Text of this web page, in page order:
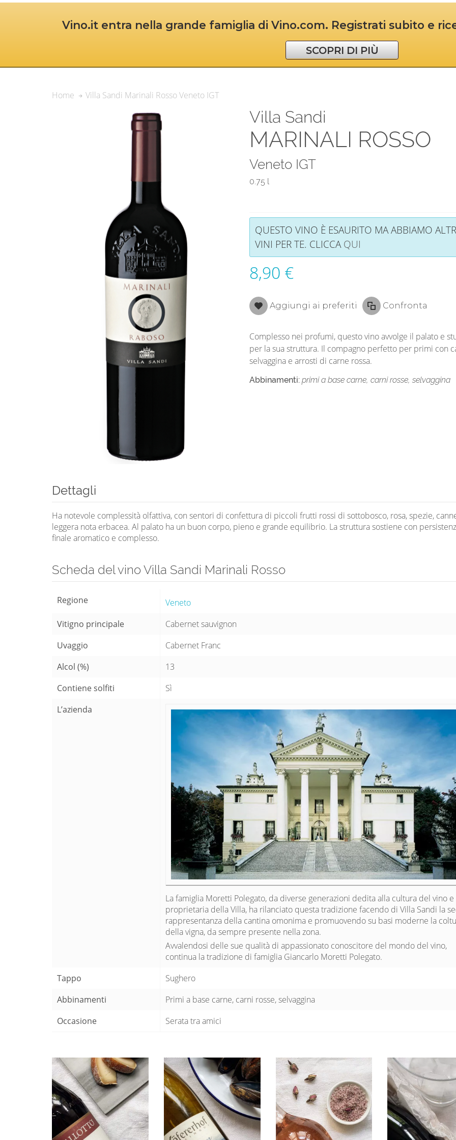
Vino.it entra nella grande famiglia di Vino.com. Registrati subito e
SCOPRI DI PIÙ
Home Villa Sandi Marinali Rosso Veneto IGT
Villa Sandi
MARINALI ROSSO
Veneto IGT
0.75 l
QUESTO VINO È ESAURITO MA ABBIAMO
VINI PER TE. CLICCAQUI
8,90 €
Aggiungi ai preferiti Confronta
Complesso nei profumi, questo vino avvolge il palato e
per la sua struttura. Il compagno perfetto per primi con
selvaggina e arrosti di carne rossa.
Abbinamenti: primi a base carne, carni rosse, selvaggina
Dettagli
Ha notevole complessità olfattiva, con sentori di confettura di piccoli frutti rossi di sottobosco, rosa, spezie,
leggera nota erbacea. Al palato ha un buon corpo, pieno e grande equilibrio. La struttura sostiene con
finale aromatico e complesso.
Scheda del vino Villa Sandi Marinali Rosso
Regione
Veneto
Vitigno principale
Cabernet sauvignon
Uvaggio
Cabernet Franc
Alcol (%)
13
Contiene solfiti
Sì
L’azienda
La famiglia Moretti Polegato, da diverse generazioni dedita alla cultura del vino e
proprietaria della Villa, ha rilanciato questa tradizione facendo di Villa Sandi la
rappresentanza della cantina omonima e promuovendo su basi moderne la
della vigna, da sempre presente nella zona.
Avvalendosi delle sue qualità di appassionato conoscitore del mondo del vino,
continua la tradizione di famiglia Giancarlo Moretti Polegato.
Tappo
Sughero
Abbinamenti
Primi a base carne, carni rosse, selvaggina
Occasione
Serata tra amici